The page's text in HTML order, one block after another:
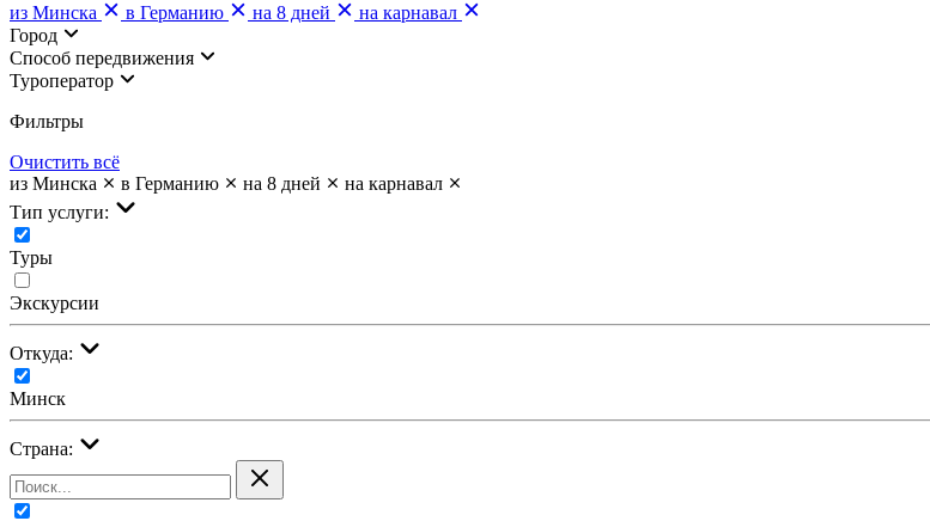
из Минска
в Германию на 8 дней
на карнавал
Город
Cпособ передвижения
Туроператор
Фильтры
Очистить всё
из Минска
в Германию на 8 дней
на карнавал
Тип услуги:
Туры
Экскурсии
Откуда:
Минск
Страна: